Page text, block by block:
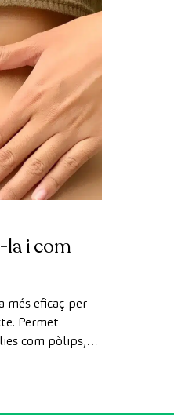
la i com
més eficaç per
Permet
com pòlips,